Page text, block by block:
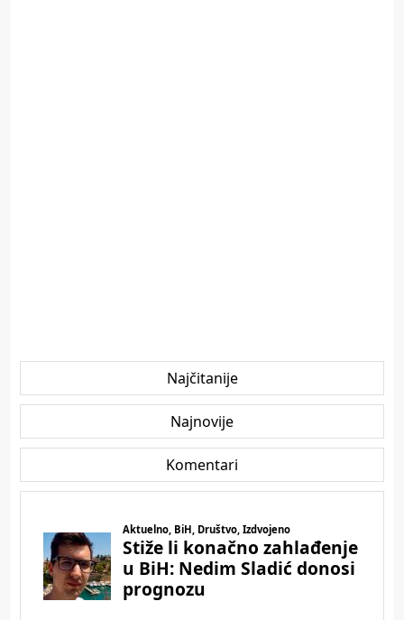
Najčitanije
Najnovije
Komentari